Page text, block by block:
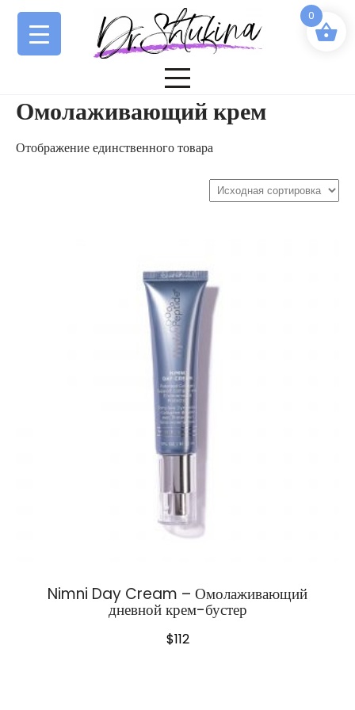
Перейти
содержимому
Омолаживающий крем
Отображение единственного товара
Nimni Day Cream – Омолаживающий
дневной крем-бустер
$112
0